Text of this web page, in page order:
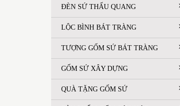
ĐÈN SỨ THẤU QUANG
LỘC BÌNH BÁT TRÀNG
TƯỢNG GỐM SỨ BÁT TRÀNG
GỐM SỨ XÂY DỰNG
QUÀ TẶNG GỐM SỨ